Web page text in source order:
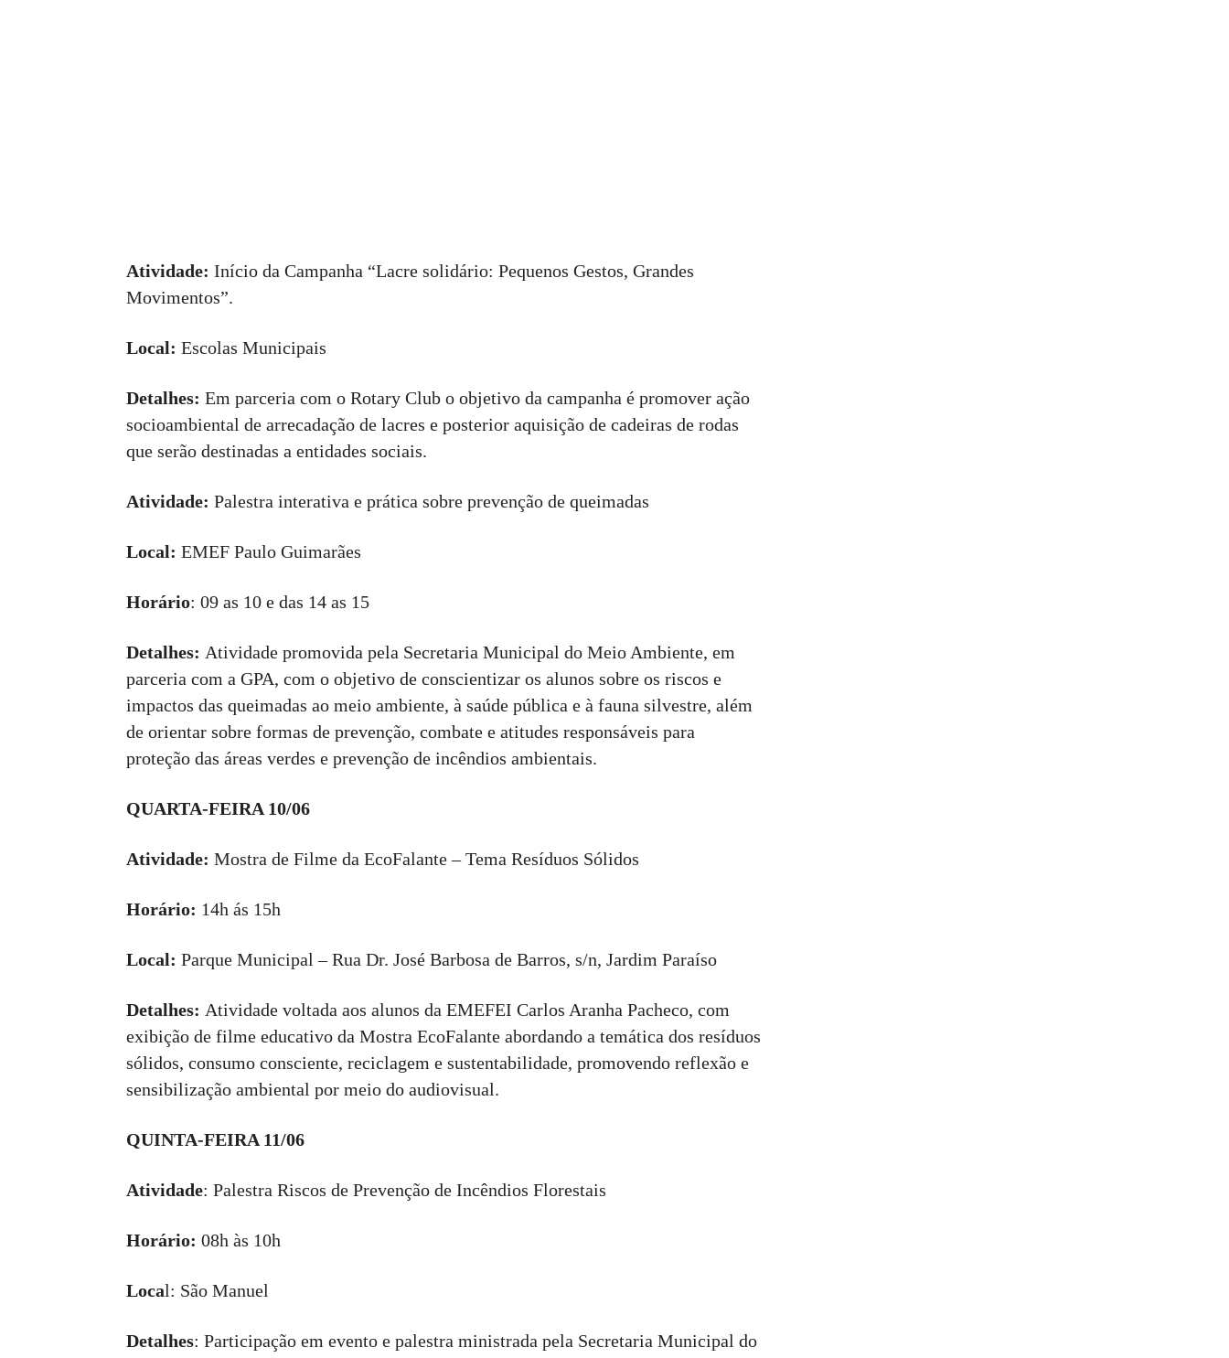
Atividade: Início da Campanha “Lacre solidário: Pequenos Gestos, Grandes
Movimentos”.
Local: Escolas Municipais
Detalhes: Em parceria com o Rotary Club o objetivo da campanha é promover ação
socioambiental de arrecadação de lacres e posterior aquisição de cadeiras de rodas
que serão destinadas a entidades sociais.
Atividade: Palestra interativa e prática sobre prevenção de queimadas
Local: EMEF Paulo Guimarães
Horário: 09 as 10 e das 14 as 15
Detalhes: Atividade promovida pela Secretaria Municipal do Meio Ambiente, em
parceria com a GPA, com o objetivo de conscientizar os alunos sobre os riscos e
impactos das queimadas ao meio ambiente, à saúde pública e à fauna silvestre, além
de orientar sobre formas de prevenção, combate e atitudes responsáveis para
proteção das áreas verdes e prevenção de incêndios ambientais.
QUARTA-FEIRA 10/06
Atividade: Mostra de Filme da EcoFalante – Tema Resíduos Sólidos
Horário: 14h ás 15h
Local: Parque Municipal – Rua Dr. José Barbosa de Barros, s/n, Jardim Paraíso
Detalhes: Atividade voltada aos alunos da EMEFEI Carlos Aranha Pacheco, com
exibição de filme educativo da Mostra EcoFalante abordando a temática dos resíduos
sólidos, consumo consciente, reciclagem e sustentabilidade, promovendo reflexão e
sensibilização ambiental por meio do audiovisual.
QUINTA-FEIRA 11/06
Atividade: Palestra Riscos de Prevenção de Incêndios Florestais
Horário: 08h às 10h
Local: São Manuel
Detalhes: Participação em evento e palestra ministrada pela Secretaria Municipal do